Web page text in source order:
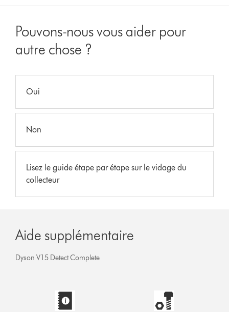
Pouvons-nous vous aider pour
autre chose ?
Oui
Non
Lisez le guide étape par étape sur le vidage du
collecteur
Aide supplémentaire
Dyson V15 Detect Complete